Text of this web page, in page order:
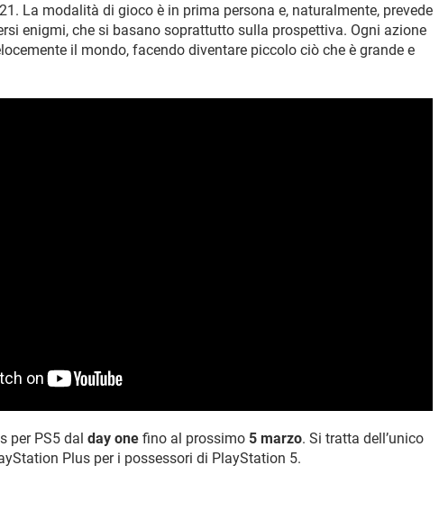
La modalità di gioco è in prima persona e, naturalmente, prevede
enigmi, che si basano soprattutto sulla prospettiva. Ogni azione
il mondo, facendo diventare piccolo ciò che è grande e
per PS5 dal day one fino al prossimo 5 marzo. Si tratta dell’unico
Plus per i possessori di PlayStation 5.